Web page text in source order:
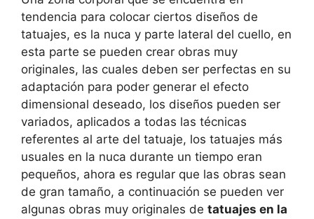
tendencia para colocar ciertos diseños de
tatuajes, es la nuca y parte lateral del cuello, en
esta parte se pueden crear obras muy
originales, las cuales deben ser perfectas en su
adaptación para poder generar el efecto
dimensional deseado, los diseños pueden ser
variados, aplicados a todas las técnicas
referentes al arte del tatuaje, los tatuajes más
usuales en la nuca durante un tiempo eran
pequeños, ahora es regular que las obras sean
de gran tamaño, a continuación se pueden ver
algunas obras muy originales de tatuajes en la